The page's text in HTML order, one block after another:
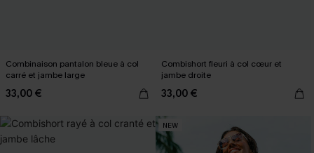
Combinaison pantalon bleue à col
carré et jambe large
33,00 €
Combishort fleuri à col cœur et
jambe droite
33,00 €
NEW